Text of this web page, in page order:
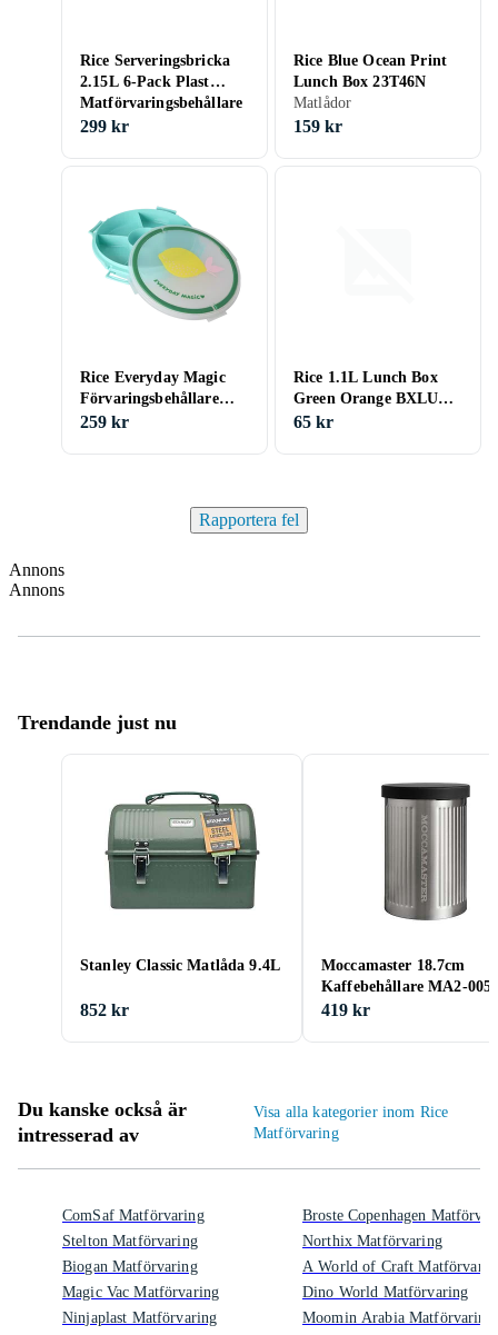
Rice Serveringsbricka
2.15L 6-Pack Plast
Matförvaringsbehållare
23QC9J
299 kr
Rice Blue Ocean Print
Lunch Box 23T46N
Matlådor
159 kr
Rice Everyday Magic
Förvaringsbehållare
2.1L 6-Pack
259 kr
Rice 1.1L Lunch Box
Green Orange BXLUN-
OG
65 kr
Rapportera fel
Annons
Annons
Trendande just nu
Stanley Classic Matlåda 9.4L
852 kr
Moccamaster 18.7cm
Kaffebehållare MA2-005
419 kr
Du kanske också är
intresserad av
Visa alla kategorier inom Rice
Matförvaring
ComSaf Matförvaring
Stelton Matförvaring
Biogan Matförvaring
Magic Vac Matförvaring
Ninjaplast Matförvaring
Broste Copenhagen
Northix Matförvaring
A World of Craft
Dino World Matförvaring
Moomin Arabia Matförvaring